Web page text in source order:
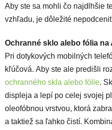
Aby ste sa mohli čo najdlhšie
vzhľadu, je dôležité
Ochranné sklo alebo fólia na
Pri dotykových mobilných
kľúčová. Aby ste ale predišli
ochranného skla alebo fólie.
displeja a lepí po celej svojej
oleofóbnou vrstvou, ktorá
a taktiež sa ľahko čistí.